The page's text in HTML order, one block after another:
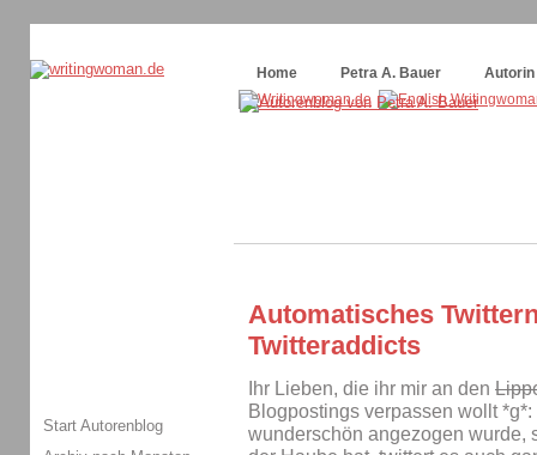
Home
Petra A. Bauer Autorin
Automatisches
Twitteraddicts
Ihr Lieben, die ihr mir an den
Blogpostings verpassen wollt
wunderschön angezogen wurde,
Start Autorenblog